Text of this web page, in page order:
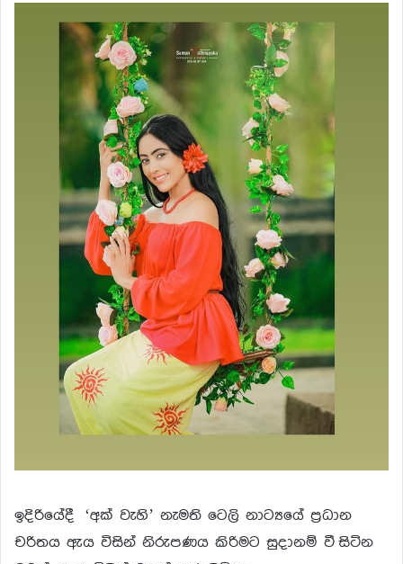
ඉදිරියේදී ‘අක් වැහි’ නැමති ටෙලි නාට්‍යයේ ප්‍රධාන
චරිතය ඇය විසින් නිරුපණය කිරිමට සුදානම් වී සිටින